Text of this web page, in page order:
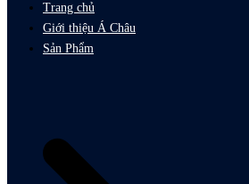
Trang chủ
Giới thiệu Á Châu
Sản Phẩm